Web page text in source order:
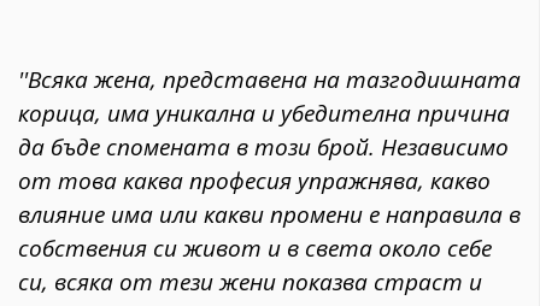
''Всяка жена, представена на тазгодишната
корица, има уникална и убедителна причина
да бъде спомената в този брой. Независимо
от това каква професия упражнява, какво
влияние има или какви промени е направила в
собствения си живот и в света около себе
си, всяка от тези жени показва страст и